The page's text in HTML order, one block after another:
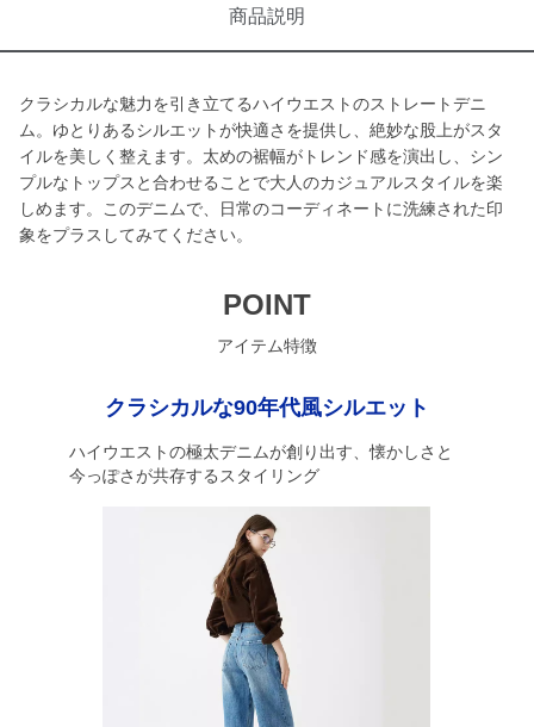
商品説明
クラシカルな魅力を引き立てるハイウエストのストレートデニ
ム。ゆとりあるシルエットが快適さを提供し、絶妙な股上がスタ
イルを美しく整えます。太めの裾幅がトレンド感を演出し、シン
プルなトップスと合わせることで大人のカジュアルスタイルを楽
しめます。このデニムで、日常のコーディネートに洗練された印
象をプラスしてみてください。
POINT
アイテム特徴
クラシカルな90年代風シルエット
ハイウエストの極太デニムが創り出す、懐かしさと
今っぽさが共存するスタイリング